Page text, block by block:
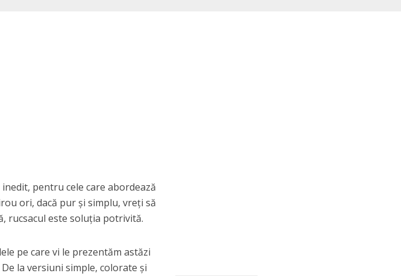
pentru cele care abordează
ori, dacă pur și simplu, vreți să
rucsacul este soluția potrivită.
pe care vi le prezentăm astăzi
la versiuni simple, colorate și